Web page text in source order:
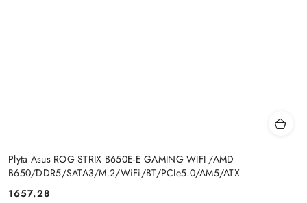
Płyta Asus ROG STRIX B650E-E GAMING WIFI /AMD
B650/DDR5/SATA3/M.2/WiFi/BT/PCIe5.0/AM5/ATX
Cena:
1657.28